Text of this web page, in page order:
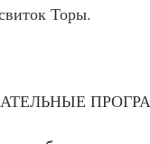
Торы.